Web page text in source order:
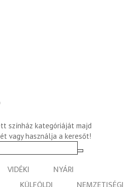
színház kategóriáját majd
vagy használja a keresőt!
VIDÉKI
NYÁRI